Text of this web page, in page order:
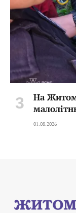
На
01.08.2026